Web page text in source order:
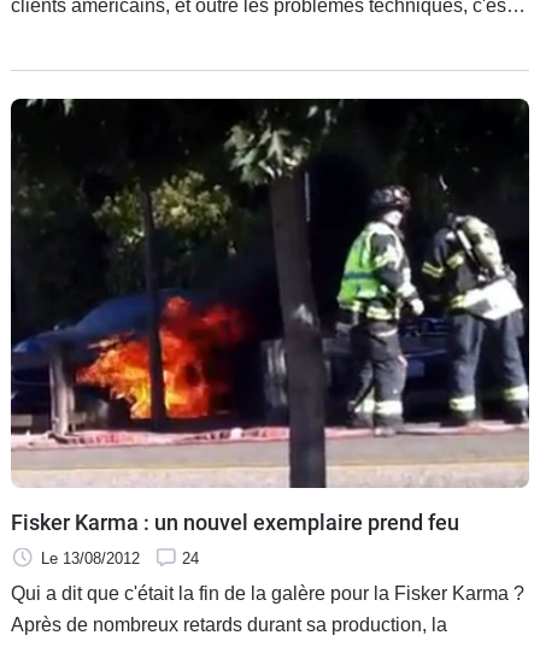
clients américains, et outre les problèmes techniques, c'est
berline électrique. Elon Musk, patron de la marque, n'a pas
des mots tendres envers l'autre alternative du segment, la
Fisker Karma.
Fisker Karma : un nouvel exemplaire prend feu
Le 13/08/2012 24
Qui a dit que c'était la fin de la galère pour la Fisker Karma ?
Après de nombreux retards durant sa production, la